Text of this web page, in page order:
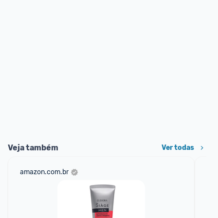
Veja também Ver todas
amazon.com.br